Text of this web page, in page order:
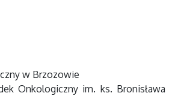
w Brzozowie
Onkologiczny im. ks. Bronisława